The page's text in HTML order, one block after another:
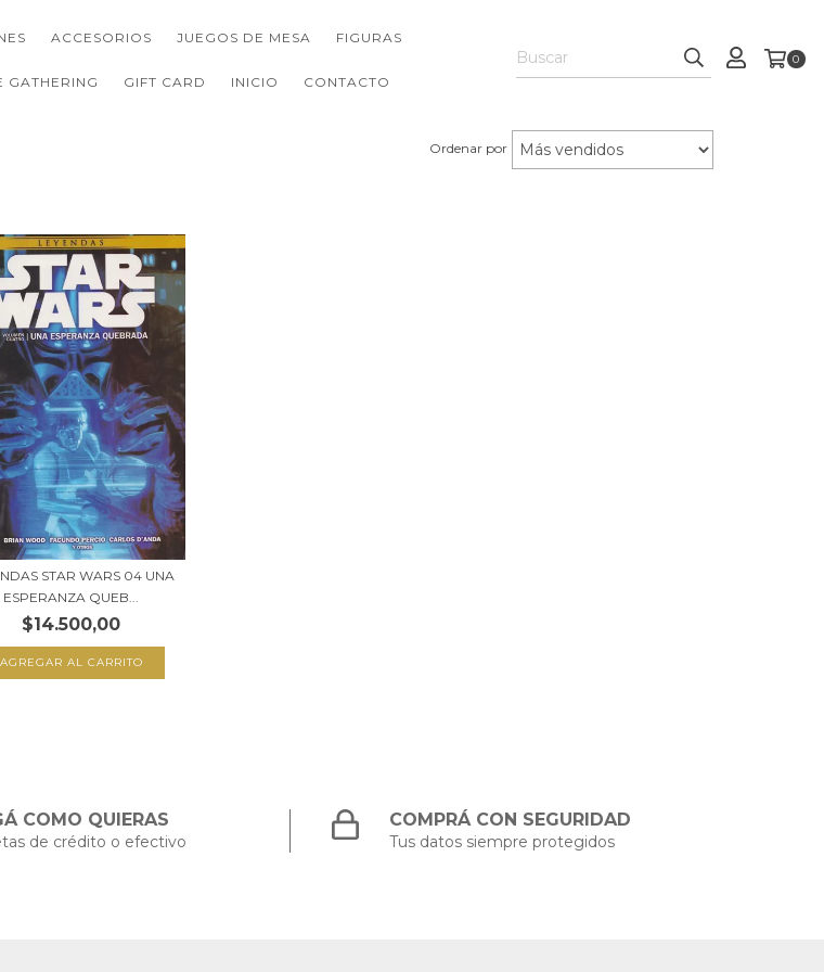
ACCESORIOS JUEGOS DE MESA FIGURAS
GATHERING GIFT CARD INICIO CONTACTO
0
Ordenar por
STAR WARS 04 UNA
ESPERANZA QUEB...
$14.500,00
COMO QUIERAS
de crédito o efectivo
COMPRÁ CON SEGURIDAD
Tus datos siempre protegidos